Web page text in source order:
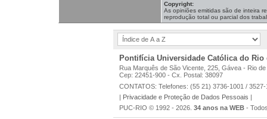
Copyright:
As opiniões emitidas são de inteira
reprodução total ou parcial dos